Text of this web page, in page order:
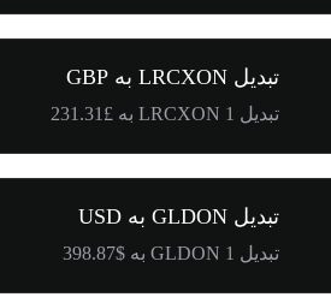
تبدیل LRCXON به GBP
تبدیل 1 LRCXON به £231.31
تبدیل GLDON به USD
تبدیل 1 GLDON به $398.87